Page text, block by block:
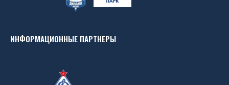
ИНФОРМАЦИОННЫЕ ПАРТНЕРЫ